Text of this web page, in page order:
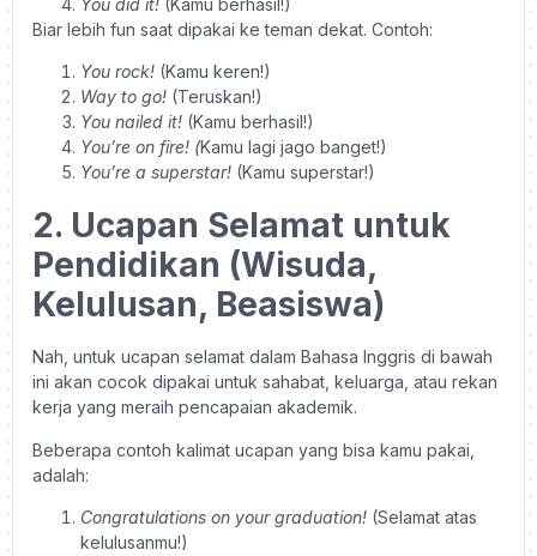
You did it! (Kamu berhasil!)
Biar lebih fun saat dipakai ke teman dekat. Contoh:
You rock! (Kamu keren!)
Way to go! (Teruskan!)
You nailed it! (Kamu berhasil!)
You’re on fire! (Kamu lagi jago banget!)
You’re a superstar! (Kamu superstar!)
2. Ucapan Selamat untuk
Pendidikan (Wisuda,
Kelulusan, Beasiswa)
Nah, untuk ucapan selamat dalam Bahasa Inggris di bawah
ini akan cocok dipakai untuk sahabat, keluarga, atau rekan
kerja yang meraih pencapaian akademik.
Beberapa contoh kalimat ucapan yang bisa kamu pakai,
adalah:
Congratulations on your graduation! (Selamat atas
kelulusanmu!)